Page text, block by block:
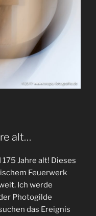
alt…
Jahre alt! Dieses
Feuerwerk
Ich werde
Photogilde
das Ereignis